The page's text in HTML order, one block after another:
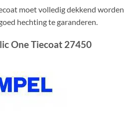
moet volledig dekkend worden
hechting te garanderen.
One Tiecoat 27450